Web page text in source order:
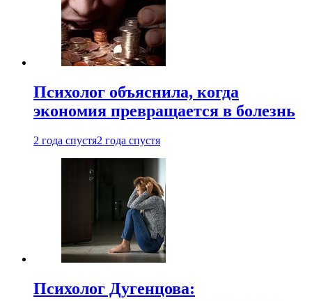
Психолог объяснила, когда
экономия превращается в болезнь
2 года спустя2 года спустя
Психолог Дугенцова: